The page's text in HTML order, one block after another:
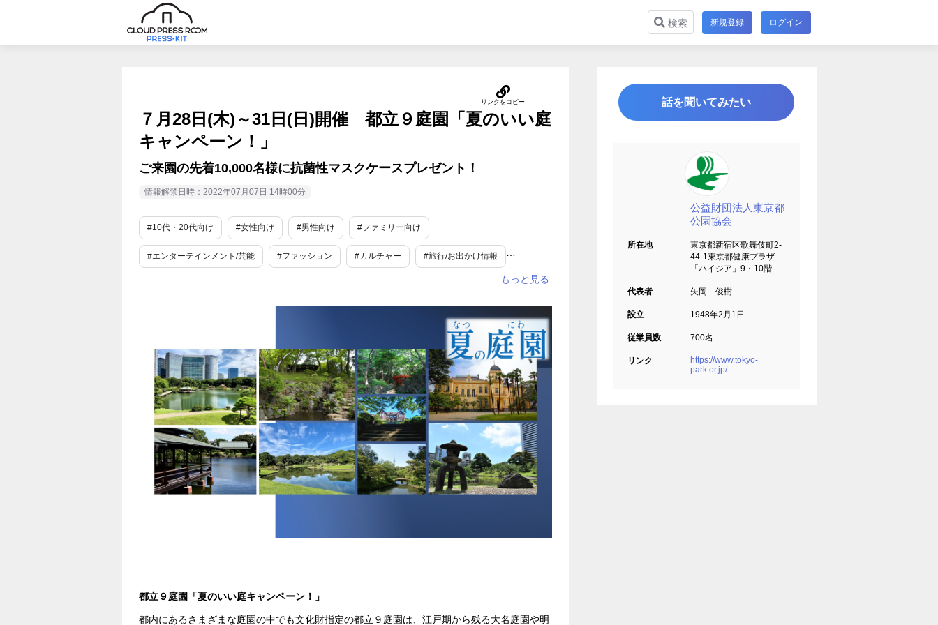
検索 新規登録 ログイン
７月28日(木)～31日(日)開催 都立９庭園「夏のいい庭
キャンペーン！」
ご来園の先着10,000名様に抗菌性マスクケースプレゼント！
情報解禁日時：2022年07月07日 14時00分
#10代・20代向け #女性向け #男性向け #ファミリー向け
#エンターテインメント/芸能 #ファッション #カルチャー #旅行/お出かけ情報
#旬
都立９庭園「夏のいい庭キャンペーン！」
都内にあるさまざまな庭園の中でも文化財指定の都立９庭園は、江戸期から残る大名庭園や明
話を聞いてみたい
公益財団法人東京都
公園協会
所在地
東京都新宿区歌舞伎町2-
44-1東京都健康プラザ
「ハイジア」9・10階
代表者 矢岡 俊樹
設立 1948年2月1日
従業員数 700名
リンク
https://www.tokyo-
park.or.jp/